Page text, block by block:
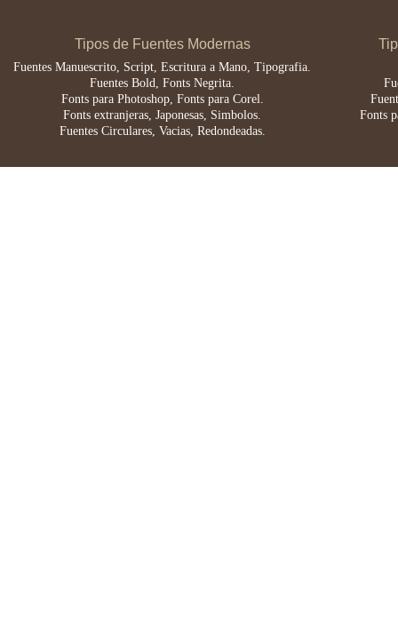
Tipos de Fuentes Modernas
Fuentes Manuescrito, Script, Escritura a Mano, Tipografia.
Fuentes Bold, Fonts Negrita.
Fonts para Photoshop, Fonts para Corel.
Fonts extranjeras, Japonesas, Simbolos.
Fuentes Circulares, Vacias, Redondeadas.
Fonts